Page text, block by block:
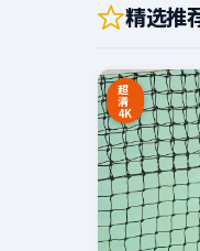
精选推
超
清
4K